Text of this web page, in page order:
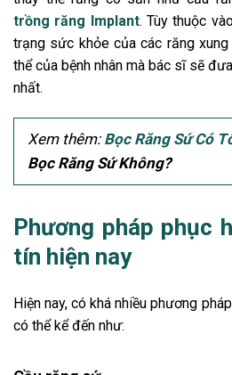
trồng răng Implant. Tùy thuộc
trạng sức khỏe của các răng
thể của bệnh nhân mà bác sĩ sẽ
nhất.
Xem thêm: Bọc Răng Sứ Có
Bọc Răng Sứ Không?
Phương pháp phục
tín hiện nay
Hiện nay, có khá nhiều phương
có thể kể đến như: